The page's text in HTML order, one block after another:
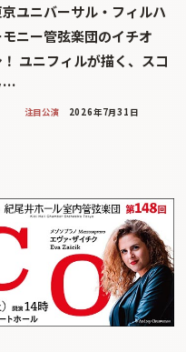
ユニバーサル・フィルハ
モニー管弦楽団のイチオ
！ ユニフィルが描く、スコ
…
注目公演 2026年7月31日